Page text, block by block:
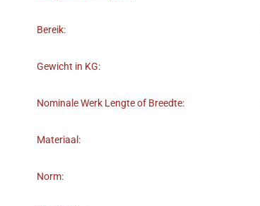
Bereik:
Gewicht in KG:
Nominale Werk Lengte of Breedte:
Materiaal:
Norm: